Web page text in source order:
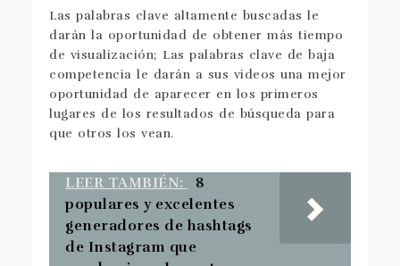
Las palabras clave altamente buscadas le
darán la oportunidad de obtener más tiempo
de visualización; Las palabras clave de baja
competencia le darán a sus videos una mejor
oportunidad de aparecer en los primeros
lugares de los resultados de búsqueda para
que otros los vean.
LEER TAMBIÉN:
8
populares y excelentes
generadores de hashtags
de Instagram que